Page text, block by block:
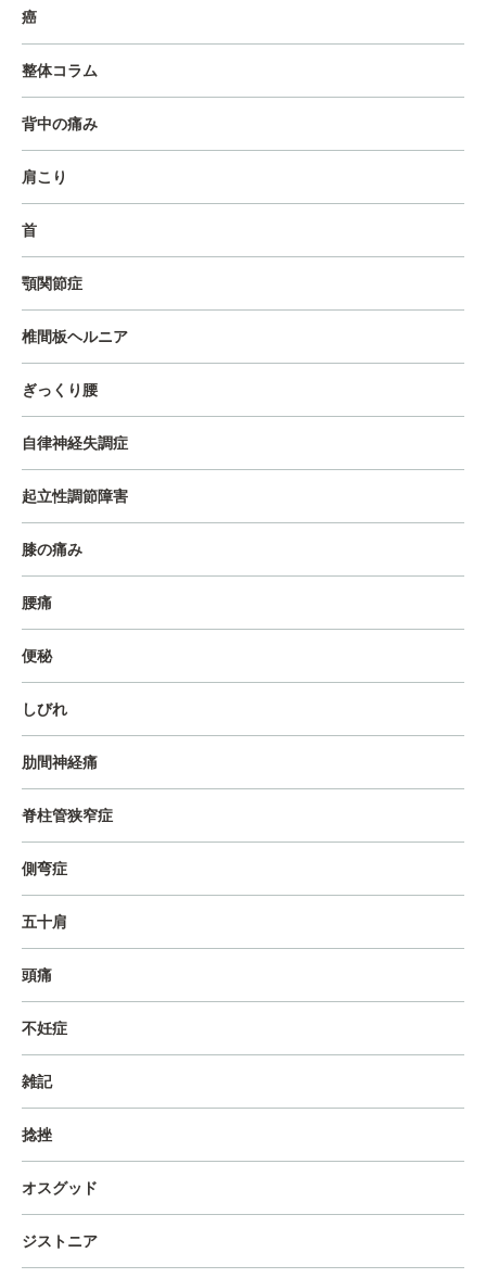
癌
整体コラム
背中の痛み
肩こり
首
顎関節症
椎間板ヘルニア
ぎっくり腰
自律神経失調症
起立性調節障害
膝の痛み
腰痛
便秘
しびれ
肋間神経痛
脊柱管狭窄症
側弯症
五十肩
頭痛
不妊症
雑記
捻挫
オスグッド
ジストニア